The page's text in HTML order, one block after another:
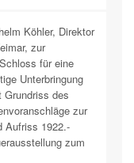
Köhler, Direktor
zur
für eine
Unterbringung
des
zur
Aufriss 1922.-
zum